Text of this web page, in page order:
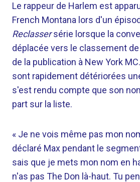
Le rappeur de Harlem est
French Montana lors d'un
Reclassersérie lorsque la
déplacée vers le classement
de la publication à New York
sont rapidement détériorées
s'est rendu compte que son
part sur la liste.
« Je ne vois même pas mon
déclaré Max pendant le
sais que je mets mon nom en
n'as pas The Don là-haut. Tu